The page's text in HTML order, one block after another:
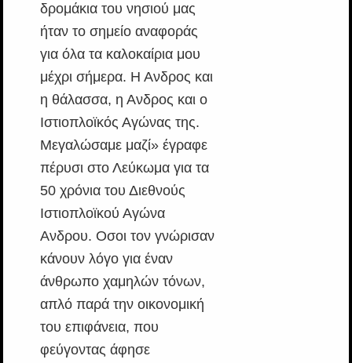
δρομάκια του νησιού μας
ήταν το σημείο αναφοράς
για όλα τα καλοκαίρια μου
μέχρι σήμερα. Η Ανδρος και
η θάλασσα, η Ανδρος και ο
Ιστιοπλοϊκός Αγώνας της.
Μεγαλώσαμε μαζί» έγραφε
πέρυσι στο Λεύκωμα για τα
50 χρόνια του Διεθνούς
Ιστιοπλοϊκού Αγώνα
Ανδρου. Οσοι τον γνώρισαν
κάνουν λόγο για έναν
άνθρωπο χαμηλών τόνων,
απλό παρά την οικονομική
του επιφάνεια, που
φεύγοντας άφησε